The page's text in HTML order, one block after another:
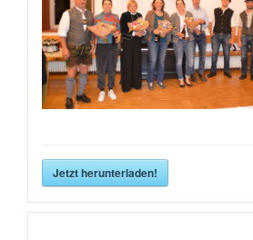
Jetzt herunterladen!